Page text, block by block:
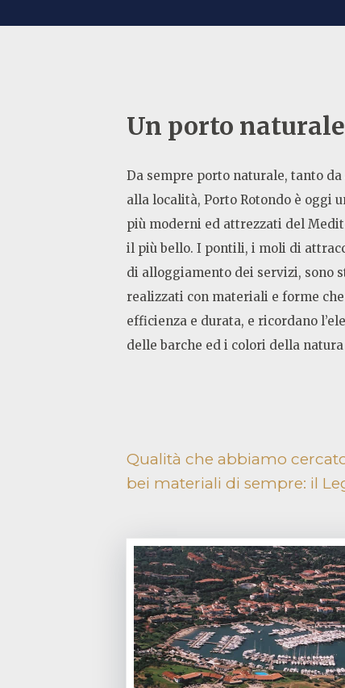
Un porto naturale
Da sempre porto naturale, tanto
alla località, Porto Rotondo è oggi
più moderni ed attrezzati del
il più bello. I pontili, i moli di
di alloggiamento dei servizi, sono
realizzati con materiali e forme
efficienza e durata, e ricordano
delle barche ed i colori della
Qualità che abbiamo
bei materiali di sempre: il